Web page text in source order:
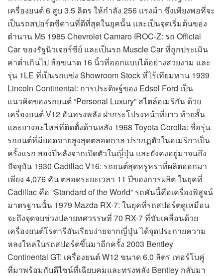
เครื่องยนต์ 6 สูบ 3.5 ลิตร ให้กำลัง 256 แรงม้า ซึ่งเพียงพอที่จะ
เป็นรถสปอร์ตซีดานที่ดีที่สุดในยุคนั้น และเป็นจุดเริ่มต้นของ
ตำนาน M5 1985 Chevrolet Camaro IROC-Z: รถ Official
Car ของรัฐนิวเจอร์ซีย์ และเป็นรถ Muscle Car ที่ถูกประเมิน
ค่าต่ำเกินไป ล้อขนาด 16 นิ้วที่ออกแบบได้อย่างสวยงาม และ
รุ่น 1LE ที่เป็นรถแข่ง Showroom Stock ที่ไร้เทียมทาน 1939
Lincoln Continental: การประดิษฐ์ของ Edsel Ford เป็น
แนวคิดของรถยนต์ “Personal Luxury” สไตล์อเมริกัน ด้วย
เครื่องยนต์ V12 อันทรงพลัง ฝากระโปรงหน้าที่ยาว ท้ายสั้น
และยางอะไหล่ที่ติดตั้งด้านหลัง 1968 Toyota Corolla: ชื่อรุ่น
รถยนต์ที่มียอดขายสูงสุดตลอดกาล ปรากฏตัวในอเมริกาเป็น
ครั้งแรก สองปีหลังจากเปิดตัวในญี่ปุ่น และยังคงอยู่มาจนถึง
ปัจจุบัน 1930 Cadillac V16: รถยนต์สุดหรูหราที่ผลิตออกมา
เพียง 4,076 คัน ตลอดระยะเวลา 11 ปีของการผลิต ในยุคที่
Cadillac คือ “Standard of the World” รถคันนี้คือเครื่องพิสูจน์
มาตรฐานนั้น 1979 Mazda RX-7: ในยุคที่รถสปอร์ตดูเหมือน
จะถึงจุดจบช่วงปลายทศวรรษที่ 70 RX-7 ที่ขับเคลื่อนด้วย
เครื่องยนต์โรตารีอันเรียบง่ายจากญี่ปุ่น ได้จุดประกายความ
หลงใหลในรถสปอร์ตขึ้นมาอีกครั้ง 2003 Bentley
Continental GT: เครื่องยนต์ W12 ขนาด 6.0 ลิตร เทอร์โบคู่
ที่มาพร้อมกับดีไซน์ที่เฉียบคมและทรงพลัง Bentley กลับมา